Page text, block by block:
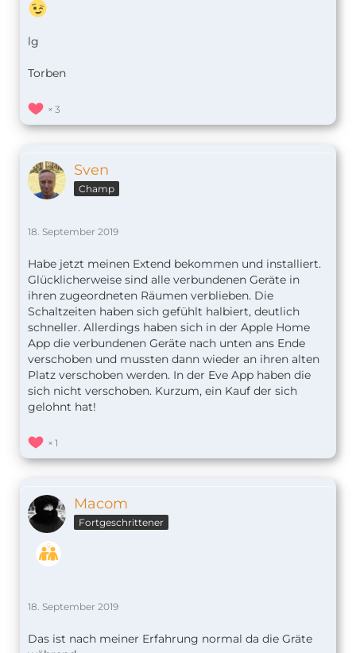
lg
Torben
3
Sven
Champ
18. September 2019
Habe jetzt meinen Extend bekommen und installiert.
Glücklicherweise sind alle verbundenen Geräte in
ihren zugeordneten Räumen verblieben. Die
Schaltzeiten haben sich gefühlt halbiert, deutlich
schneller. Allerdings haben sich in der Apple Home
App die verbundenen Geräte nach unten ans Ende
verschoben und mussten dann wieder an ihren alten
Platz verschoben werden. In der Eve App haben die
sich nicht verschoben. Kurzum, ein Kauf der sich
gelohnt hat!
1
Macom
Fortgeschrittener
18. September 2019
Das ist nach meiner Erfahrung normal da die Gräte